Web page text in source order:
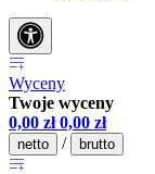
Wyceny
Twoje wyceny
0,00 zł 0,00 zł
netto / brutto